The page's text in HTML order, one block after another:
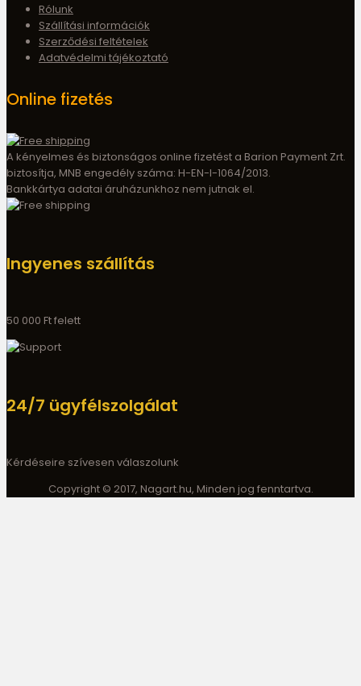
Rólunk
Szállítási információk
Szerződési feltételek
Adatvédelmi tájékoztató
Online fizetés
A kényelmes és biztonságos online fizetést a Barion Payment Zrt.
biztosítja, MNB engedély száma: H-EN-I-1064/2013.
Bankkártya adatai áruházunkhoz nem jutnak el.
Ingyenes szállítás
50 000 Ft felett
24/7 ügyfélszolgálat
Kérdéseire szívesen válaszolunk
Copyright © 2017, Nagart.hu, Minden jog fenntartva.